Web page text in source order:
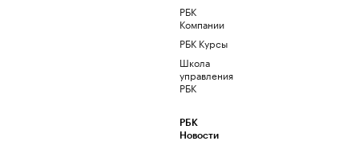
РБК
Компании
РБК Курсы
Школа
управления
РБК
РБК
Новости